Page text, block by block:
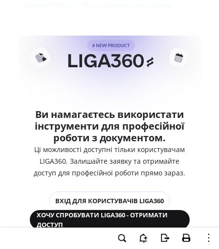
Ви намагаєтесь використати
інструменти для професійної
роботи з документом.
Ці можливості доступні тільки користувачам
LIGA360. Залишайте заявку та отримайте
доступ для професійної роботи прямо зараз.
ВХІД ДЛЯ КОРИСТУВАЧІВ LIGA360
ХОЧУ СПРОБУВАТИ LIGA360 - ОТРИМАТИ
ДОСТУП
Законодавство та аналітика